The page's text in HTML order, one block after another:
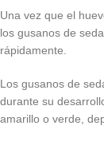
Una vez que el
los gusanos de
rápidamente.
Los gusanos de
durante su
amarillo o verde,